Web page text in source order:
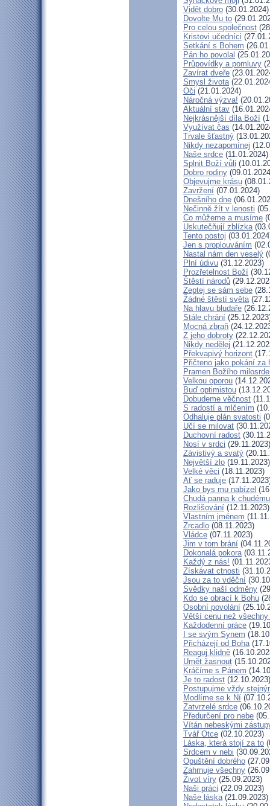
Vidět dobro (30.01.2024)
Dovolte Mu to
Pro celou společnost
Kristovi učedníci
Setkání s Bohem
Pán ho povolal
Průpovídky a pomluvy
Zavírat dveře
Smysl života
Oči (21.01.2024)
Náročná výzva!
Aktuální stav
Nejkrásnější díla Boží
Využívat čas
Trvale šťastný
Nikdy nezapomínej
Naše srdce (11.01.2024)
Splnit Boží vůli
Dobro rodiny
Objevujme krásu
Zavržení (07.01.2024)
Dnešního dne
Nečinně žít v lenosti
Co můžeme a musíme
Uskutečňují zblízka
Tento postoj
Jen s proplouváním
Nastal nám den veselý
Plní údivu (31.12.2023)
Prozřetelnost Boží
Štěstí národů
Zeptej se sám sebe
Žádné štěstí světa
Na hlavu bludaře
Stále chrání
Mocná zbraň
Z jeho dobroty
Nikdy nedělej
Překvapivý horizont
Přičteno jako pokání za
Pramen Božího
Velkou oporou
Buď optimistou
Dobudeme věčnost
S radostí a mlčením
Odhaluje plán svatosti
Učí se milovat
Duchovní radost
Nosí v srdci (29.11.2023)
Závistivý a svatý
Největší zlo (19.11.2023)
Velké věci (18.11.2023)
Ať se raduje
Jako bys mu nabízel
Chudá panna k
Rozlišování (12.11.2023)
Vlastním jménem
Zrcadlo (08.11.2023)
Vládce (07.11.2023)
Jim v tom brání
Dokonalá pokora
Každý z nás!
Získávat ctnosti
Jsou za to vděční
Svědky naší odměny
Kdo se obrací k Bohu
Osobní povolání
Větší cenu než všechny
Každodenní práce
I se svým Synem
Přicházejí od Boha
Reaguj klidně
Umět žasnout
Kráčíme s Pánem
Je to radost (12.10.2023)
Postupujme vždy
Modlíme se k Ní
Zatvrzelé srdce
Předurčení pro nebe
Vítán nebeskými
Tvář Otce (02.10.2023)
Láska, která stojí za to
Srdcem v nebi
Opuštění dobrého
Zahrnuje všechny
Život víry (25.09.2023)
Naši práci (22.09.2023)
Naše láska(21.09.2023)